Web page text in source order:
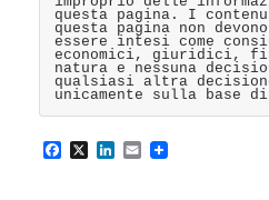
questa pagina. I
questa pagina non
essere intesi come
economici, giuridici,
natura e nessuna
qualsiasi altra
unicamente sulla base
F
X
L
E